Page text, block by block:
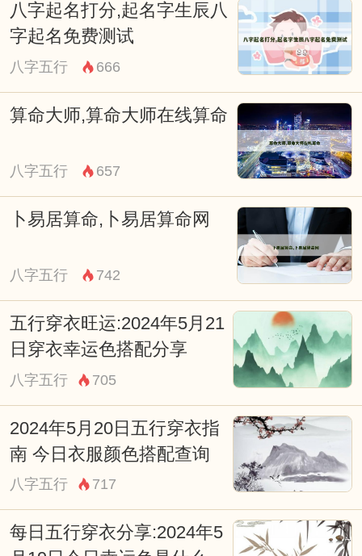
八字起名打分,起名字生辰八
字起名免费测试
八字五行 666
算命大师,算命大师在线算命
八字五行 657
卜易居算命,卜易居算命网
八字五行 742
五行穿衣旺运:2024年5月21
日穿衣幸运色搭配分享
八字五行 705
2024年5月20日五行穿衣指
南 今日衣服颜色搭配查询
八字五行 717
每日五行穿衣分享:2024年5